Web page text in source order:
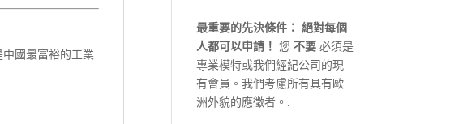
國最富裕的工業
最重要的先決條件： 絕對每個
人都可以申請！ 您不要 必須是
專業模特或我們經紀公司的現
有會員。我們考慮所有具有歐
洲外貌的應徵者。.